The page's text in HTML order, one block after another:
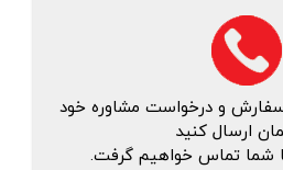
و درخواست مشاوره خود
ارسال کنید
شما تماس خواهیم گرفت.